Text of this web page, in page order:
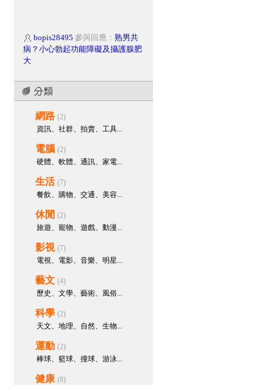
bopis28495 參與回應： 熟男共
病？小心勃起功能障礙及攝護腺肥
大
護腺癌新式診斷方式 可提高準確度
bopis28495參與回應：破解
「一夜多次」後的虛脫疲憊感！教
你如何透過精準營養與充血復原，
出差臺灣旅遊找小姐Gleezy號
tw66建立主題樹：臺北暑假學生
妹下海 加LINE看照
出差臺灣旅遊找小姐Gleezy號
tw66 建立主題樹：
坊 全省快速到府賴jkf989
tw66建立主題樹：
坊 全省快速到府
bopis28495
坐上班，下半身血液大塞車？解鎖
的高速公路！
bopis28495參與回應：四種改
善早洩方式降級敏感度，讓愛愛抬
起頭
bopis28495
遇到讓你抬不起頭的症頭嗎
網路 (2)
資訊、社群、拍賣、工具...
電腦 (2)
硬體、軟體、通訊、家電...
生活 (7)
餐飲、購物、交通、美容...
休閒 (2)
旅遊、寵物、遊戲、動漫...
影視 (7)
電視、電影、音樂、明星...
藝文 (4)
歷史、文學、藝術、風俗...
科學 (2)
天文、地理、自然、生物...
運動 (2)
棒球、籃球、撞球、游泳...
健康 (8)